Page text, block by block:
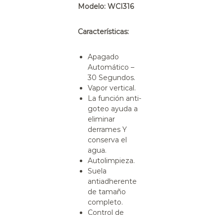
Modelo: WCI316
Características:
Apagado
Automático –
30 Segundos.
Vapor vertical.
La función anti-
goteo ayuda a
eliminar
derrames Y
conserva el
agua.
Autolimpieza.
Suela
antiadherente
de tamaño
completo.
Control de